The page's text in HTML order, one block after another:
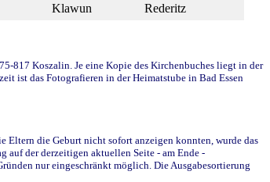
Klawun Rederitz
817 Koszalin. Je eine Kopie des Kirchenbuches liegt in der
ist das Fotografieren in der Heimatstube in Bad Essen
Eltern die Geburt nicht sofort anzeigen konnten, wurde das
auf der derzeitigen aktuellen Seite - am Ende -
nur eingeschränkt möglich. Die Ausgabesortierung